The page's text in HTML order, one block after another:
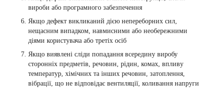
вироби або програмного забезпечення
Якщо дефект викликаний дією непереборних сил,
нещасним випадком, навмисними або необережними
діями користувача або третіх осіб
Якщо виявлені сліди попадання всередину виробу
сторонніх предметів, речовин, рідин, комах, впливу
температур, хімічних та інших речовин, затоплення,
вібрації, що не відповідає вентиляції, коливання напруги